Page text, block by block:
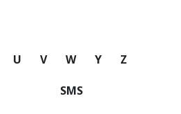
U V W Y Z
SMS